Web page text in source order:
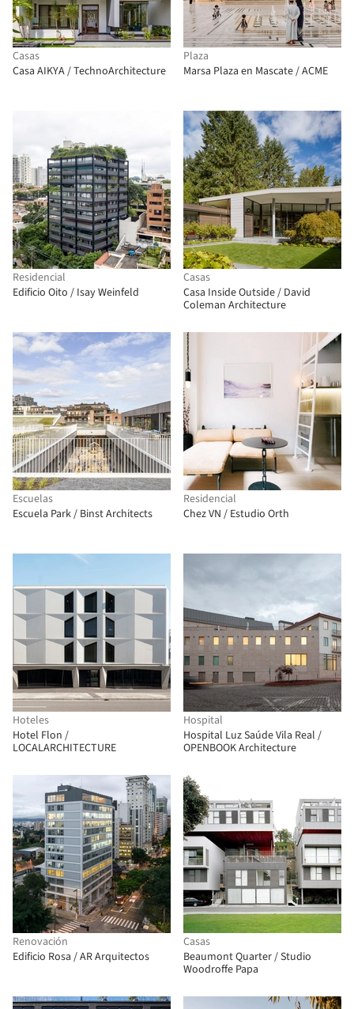
Casas
Casa AIKYA / TechnoArchitecture
Plaza
Marsa Plaza en Mascate / ACME
Residencial
Edificio Oito / Isay Weinfeld
Casas
Casa Inside Outside / David
Coleman Architecture
Escuelas
Escuela Park / Binst Architects
Residencial
Chez VN / Estudio Orth
Hoteles
Hotel Flon /
LOCALARCHITECTURE
Hospital
Hospital Luz Saúde Vila Real /
OPENBOOK Architecture
Renovación
Edificio Rosa / AR Arquitectos
Casas
Beaumont Quarter / Studio
Woodroffe Papa